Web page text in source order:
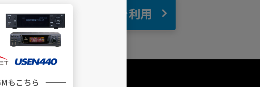
自宅 でBGMを利用
もこちら